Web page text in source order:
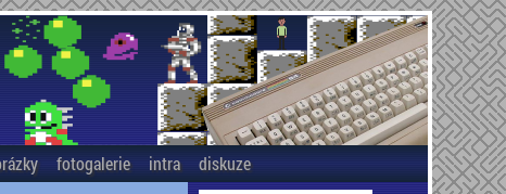
fotogalerie intra diskuze